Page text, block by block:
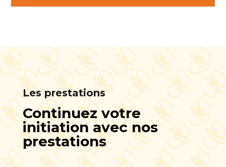
Les prestations
Continuez votre
initiation avec nos
prestations